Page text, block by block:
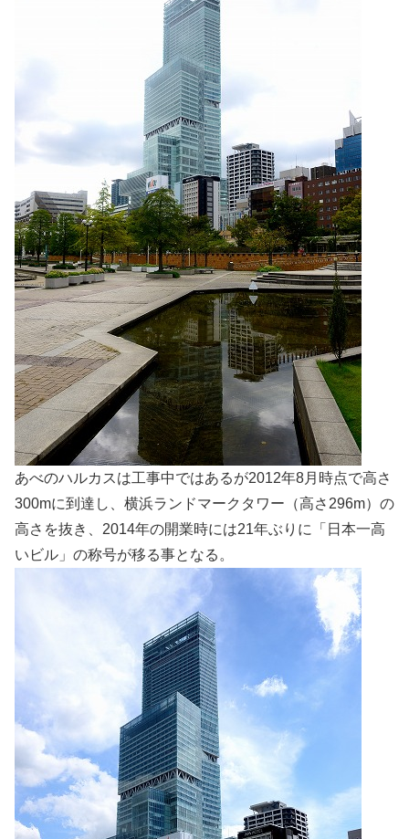
あべのハルカスは工事中ではあるが2012年8月時点で高さ
300mに到達し、横浜ランドマークタワー（高さ296m）の
高さを抜き、2014年の開業時には21年ぶりに「日本一高
いビル」の称号が移る事となる。